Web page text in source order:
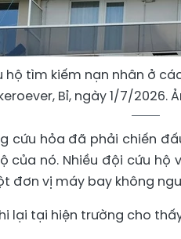
hộ tìm kiếm nạn nhân ở
Bỉ, ngày 1/7/2026.
cứu hỏa đã phải chiến
của nó. Nhiều đội cứu
đơn vị máy bay không
lại tại hiện trường cho